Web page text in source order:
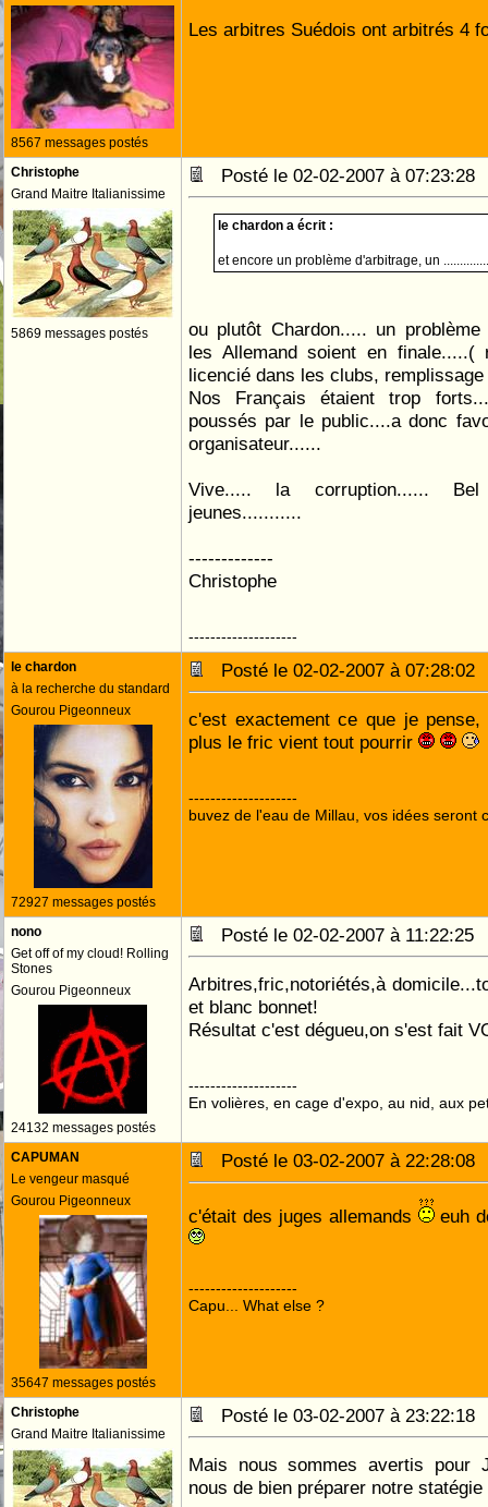
8567 messages postés
Les arbitres Suédois ont arbitrés 4
Christophe
Grand Maitre Italianissime
5869 messages postés
Posté le 02-02-2007 à
le chardon a écrit :
et encore un problème d'arbitrage, un
ou plutôt Chardon..... un
les Allemand soient en finale.....(
licencié dans les clubs,
Nos Français étaient trop
poussés par le public....a donc
organisateur......
Vive..... la corruption......
jeunes...........
-------------
Christophe
--------------------
le chardon
à la recherche du standard
Gourou Pigeonneux
72927 messages postés
Posté le 02-02-2007 à
c'est exactement ce que je
plus le fric vient tout pourrir
--------------------
buvez de l'eau de Millau, vos idées seront
nono
Get off of my cloud! Rolling
Stones
Gourou Pigeonneux
24132 messages postés
Posté le 02-02-2007 à
Arbitres,fric,notoriétés,à
et blanc bonnet!
Résultat c'est dégueu,on s'est fait
--------------------
En volières, en cage d'expo, au nid, aux
CAPUMAN
Le vengeur masqué
Gourou Pigeonneux
35647 messages postés
Posté le 03-02-2007 à
c'était des juges allemands euh
--------------------
Capu... What else ?
Christophe
Grand Maitre Italianissime
Posté le 03-02-2007 à
Mais nous sommes avertis pour
nous de bien préparer notre